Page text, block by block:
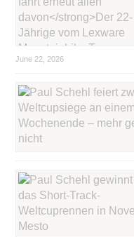
June 22, 2026